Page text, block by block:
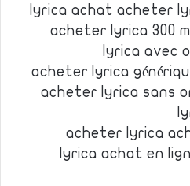
lyrica achat acheter
acheter lyrica 300
lyrica avec
acheter lyrica
acheter lyrica sans
acheter lyrica
lyrica achat en